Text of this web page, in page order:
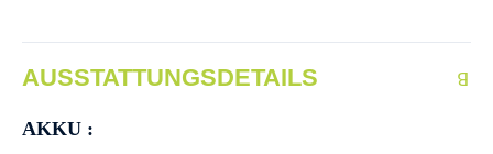
AUSSTATTUNGSDETAILS
AKKU :